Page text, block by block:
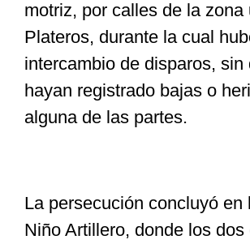
motriz, por calles de la zona
Plateros, durante la cual
intercambio de disparos, sin
hayan registrado bajas o
alguna de las partes.
La persecución concluyó en
Niño Artillero, donde los dos